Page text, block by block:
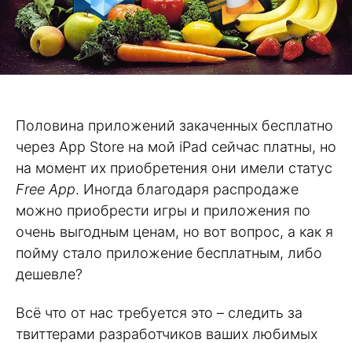
Половина приложений закаченных бесплатно
через App Store на мой iPad сейчас платны, но
на момент их приобретения они имели статус
Free App. Иногда благодаря распродаже
можно приобрести игры и приложения по
очень выгодным ценам, но вот вопрос, а как я
пойму стало приложение бесплатным, либо
дешевле?
Всё что от нас требуется это – следить за
твиттерами разработчиков ваших любимых